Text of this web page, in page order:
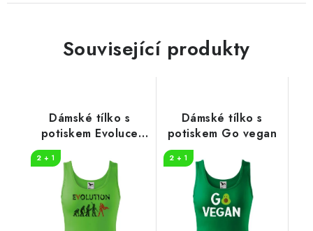
Související produkty
Dámské tílko s
potiskem Evoluce
2 + 1
Dámské tílko s
potiskem Go vegan
2 + 1